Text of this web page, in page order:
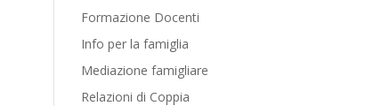
Formazione Docenti
Info per la famiglia
Mediazione famigliare
Relazioni di Coppia